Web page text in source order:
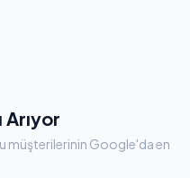
müşterilerinin Google'da en